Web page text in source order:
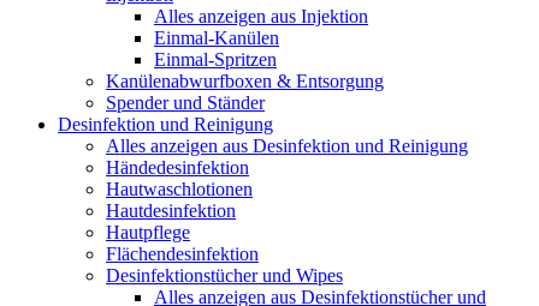
Alles anzeigen aus Injektion
Einmal-Kanülen
Einmal-Spritzen
Kanülenabwurfboxen & Entsorgung
Spender und Ständer
Desinfektion und Reinigung
Alles anzeigen aus Desinfektion und Reinigung
Händedesinfektion
Hautwaschlotionen
Hautdesinfektion
Hautpflege
Flächendesinfektion
Desinfektionstücher und Wipes
Alles anzeigen aus Desinfektionstücher und